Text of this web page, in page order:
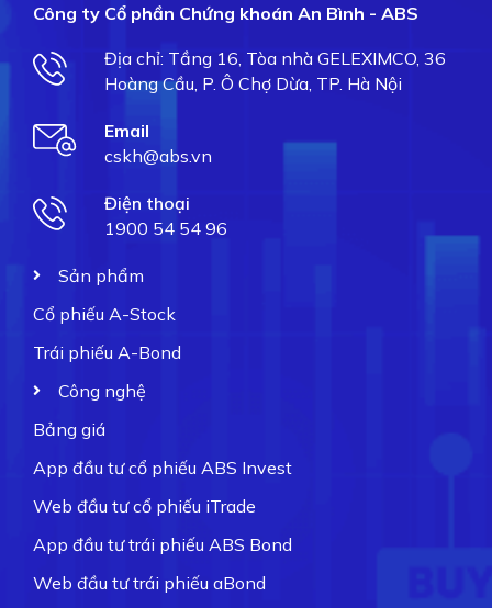
Công ty Cổ phần Chứng khoán An Bình - ABS
Địa chỉ: Tầng 16, Tòa nhà GELEXIMCO, 36
Hoàng Cầu, P. Ô Chợ Dừa, TP. Hà Nội
Email
cskh@abs.vn
Điện thoại
1900 54 54 96
Sản phẩm
Cổ phiếu A-Stock
Trái phiếu A-Bond
Công nghệ
Bảng giá
App đầu tư cổ phiếu ABS Invest
Web đầu tư cổ phiếu iTrade
App đầu tư trái phiếu ABS Bond
Web đầu tư trái phiếu aBond